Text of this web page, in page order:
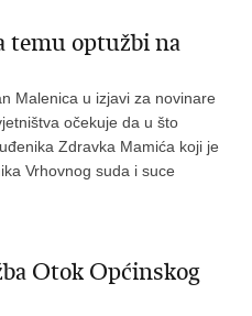
temu optužbi na
Malenica u izjavi za novinare
očekuje da u što
Zdravka Mamića koji je
Vrhovnog suda i suce
Otok Općinskog